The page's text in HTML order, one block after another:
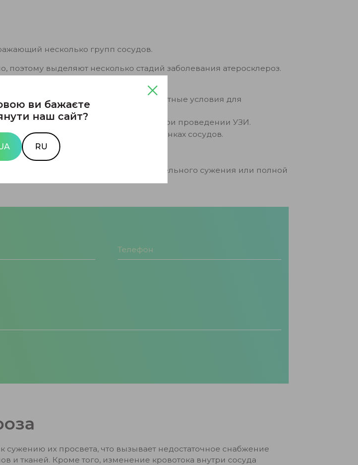
несколько групп сосудов.
поэтому выделяют несколько стадий заболевания атеросклероз.
факторов, создающих благоприятные условия для
не формируют бляшки, но видны при проведении УЗИ.
атеросклеротических бляшек на стенках сосудов.
сосуда.
солей кальция;
или некроза тканей из-за значительного сужения или полной
сужению их просвета, что вызывает недостаточное снабжение
и тканей. Кроме того, изменение кровотока внутри сосуда
ви бажаєте
наш сайт?
RU